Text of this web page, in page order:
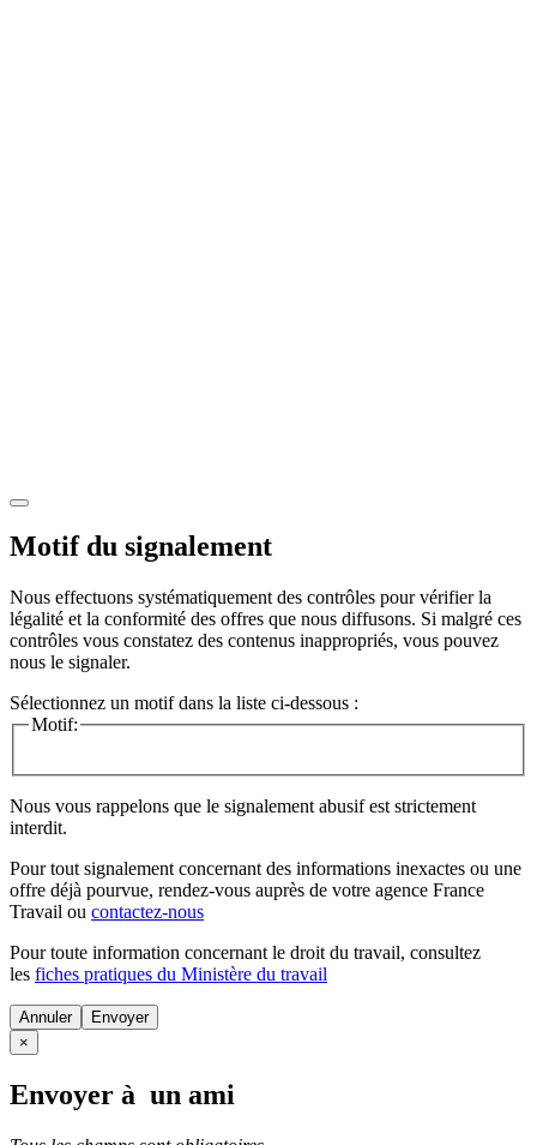
Motif du signalement
Nous effectuons systématiquement des contrôles pour vérifier la
légalité et la conformité des offres que nous diffusons. Si malgré ces
contrôles vous constatez des contenus inappropriés, vous pouvez
nous le signaler.
Sélectionnez un motif dans la liste ci-dessous :
Motif:
Nous vous rappelons que le signalement abusif est strictement
interdit.
Pour tout signalement concernant des informations inexactes ou une
offre déjà pourvue, rendez-vous auprès de votre agence France
Travail ou contactez-nous
Pour toute information concernant le droit du travail, consultez
les fiches pratiques du Ministère du travail
Annuler
×
Envoyer à un ami